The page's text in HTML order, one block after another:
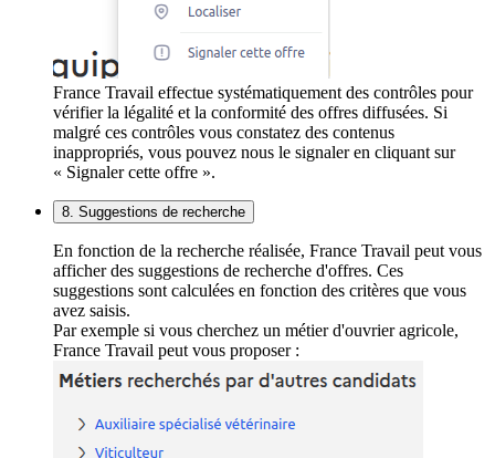
France Travail effectue systématiquement des contrôles pour
vérifier la légalité et la conformité des offres diffusées. Si
malgré ces contrôles vous constatez des contenus
inappropriés, vous pouvez nous le signaler en cliquant sur
« Signaler cette offre ».
8. Suggestions de recherche
En fonction de la recherche réalisée, France Travail peut vous
afficher des suggestions de recherche d'offres. Ces
suggestions sont calculées en fonction des critères que vous
avez saisis.
Par exemple si vous cherchez un métier d'ouvrier agricole,
France Travail peut vous proposer :